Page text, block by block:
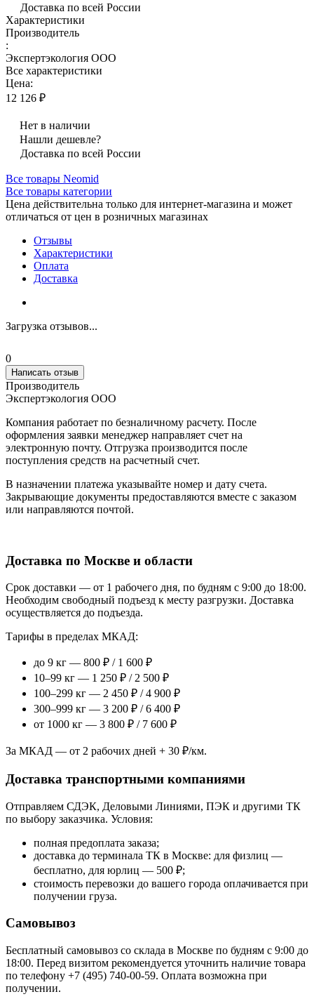
Доставка по всей России
Характеристики
Производитель
:
Экспертэкология ООО
Все характеристики
Цена:
12 126 ₽
Нет в наличии
Нашли дешевле?
Доставка по всей России
Все товары Neomid
Все товары категории
Цена действительна только для интернет-магазина и может
отличаться от цен в розничных магазинах
Отзывы
Характеристики
Оплата
Доставка
Загрузка отзывов...
0
Написать отзыв
Производитель
Экспертэкология ООО
Компания работает по безналичному расчету. После
оформления заявки менеджер направляет счет на
электронную почту. Отгрузка производится после
поступления средств на расчетный счет.
В назначении платежа указывайте номер и дату счета.
Закрывающие документы предоставляются вместе с заказом
или направляются почтой.
Доставка по Москве и области
Срок доставки — от 1 рабочего дня, по будням с 9:00 до 18:00.
Необходим свободный подъезд к месту разгрузки. Доставка
осуществляется до подъезда.
Тарифы в пределах МКАД:
до 9 кг — 800 ₽ / 1 600 ₽
10–99 кг — 1 250 ₽ / 2 500 ₽
100–299 кг — 2 450 ₽ / 4 900 ₽
300–999 кг — 3 200 ₽ / 6 400 ₽
от 1000 кг — 3 800 ₽ / 7 600 ₽
За МКАД — от 2 рабочих дней + 30 ₽/км.
Доставка транспортными компаниями
Отправляем СДЭК, Деловыми Линиями, ПЭК и другими ТК
по выбору заказчика. Условия:
полная предоплата заказа;
доставка до терминала ТК в Москве: для физлиц —
бесплатно, для юрлиц — 500 ₽;
стоимость перевозки до вашего города оплачивается при
получении груза.
Самовывоз
Бесплатный самовывоз со склада в Москве по будням с 9:00 до
18:00. Перед визитом рекомендуется уточнить наличие товара
по телефону +7 (495) 740-00-59. Оплата возможна при
получении.